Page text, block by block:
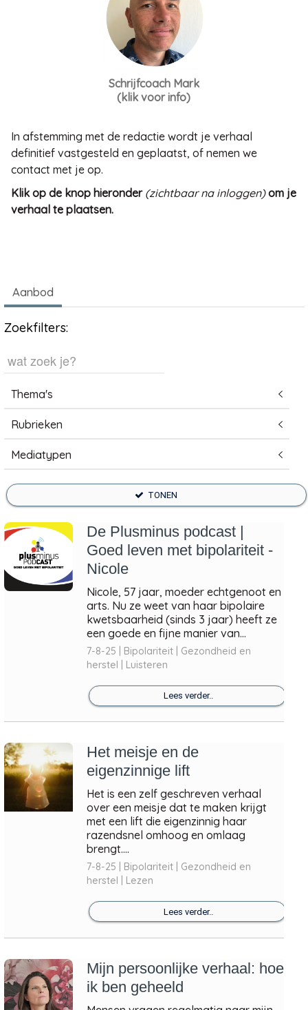
Schrijfcoach Mark
(klik voor info)
In afstemming met de redactie wordt je verhaal
definitief vastgesteld en geplaatst, of nemen we
contact met je op.
Klik op de knop hieronder (zichtbaar na inloggen) om je
verhaal te plaatsen.
Aanbod
Zoekfilters:
Thema's
Rubrieken
Mediatypen
TONEN
De Plusminus podcast |
Goed leven met bipolariteit -
Nicole
Nicole, 57 jaar, moeder echtgenoot en
arts. Nu ze weet van haar bipolaire
kwetsbaarheid (sinds 3 jaar) heeft ze
een goede en fijne manier van...
7-8-25 | Bipolariteit | Gezondheid en
herstel | Luisteren
Lees verder..
Het meisje en de
eigenzinnige lift
Het is een zelf geschreven verhaal
over een meisje dat te maken krijgt
met een lift die eigenzinnig haar
razendsnel omhoog en omlaag
brengt....
7-8-25 | Bipolariteit | Gezondheid en
herstel | Lezen
Lees verder..
Mijn persoonlijke verhaal: hoe
ik ben geheeld